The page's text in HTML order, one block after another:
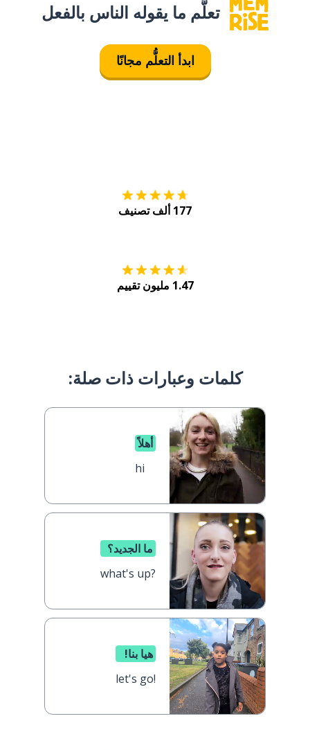
تعلَّم ما يقوله الناس بالفعل
ابدأ التعلُّم مجانًا
177 ألف تصنيف
1.47 مليون تقييم
كلمات وعبارات ذات صلة:
أهلاً
hi
ما الجديد؟
what's up?
هيا بنا!
let's go!